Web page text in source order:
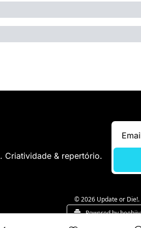
Criatividade & repertório.
© 2026 Update or Die!.
Powered by beehiiv